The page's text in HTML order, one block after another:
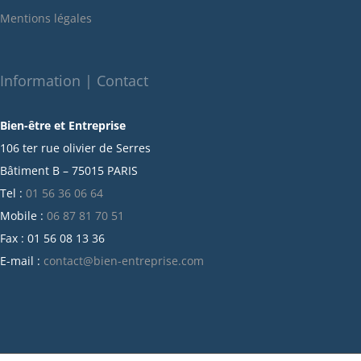
décembre 2021
octobre 2021
juillet 2021
juin 2021
mai 2021
avril 2021
mars 2021
février 2021
Mentions légales
Information | Contact
Bien-être et Entreprise
106 ter rue olivier de Serres
Bâtiment B – 75015 PARIS
Tel : 01 56 36 06 64
Mobile : 06 87 81 70 51
Fax : 01 56 08 13 36
E-mail : contact@bien-entreprise.com